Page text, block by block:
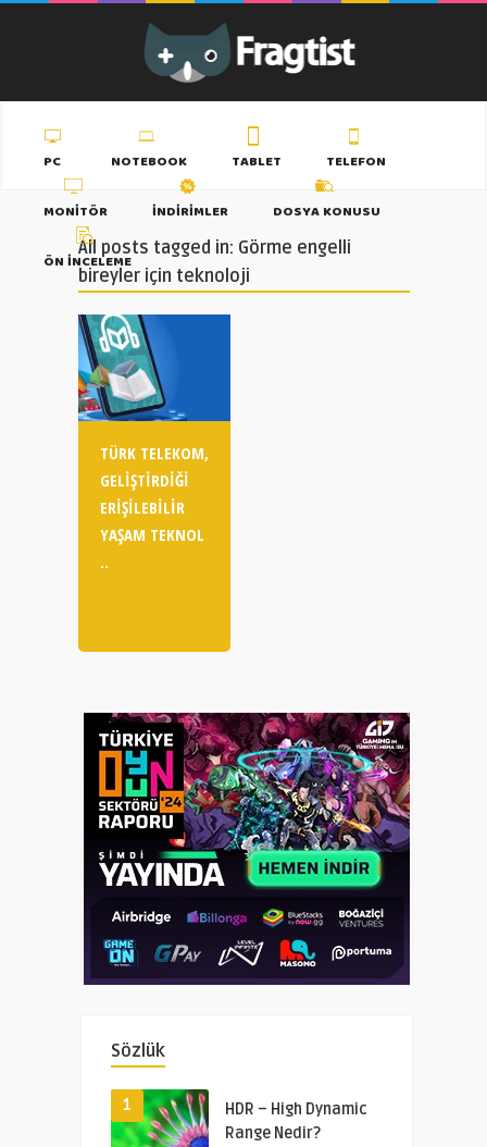
PC NOTEBOOK TABLET
TELEFON
MONITÖR
İNDIRIMLER
DOSYA KONUSU
ÖN İNCELEME
All posts tagged in: Görme engelli
bireyler için teknoloji
TÜRK TELEKOM,
GELIŞTIRDIĞI
ERIŞILEBILIR
YAŞAM TEKNOL
..
Sözlük
1
HDR – High Dynamic
Range Nedir?